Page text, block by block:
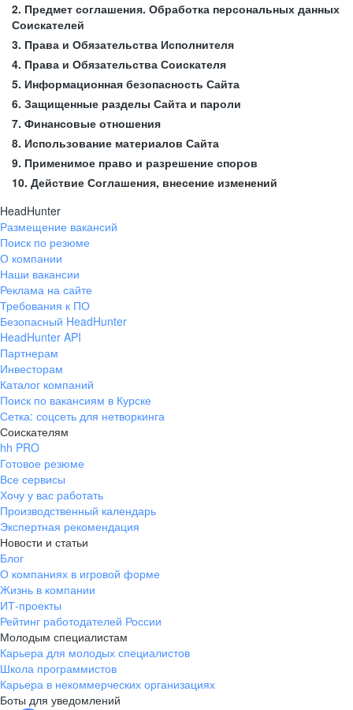
2. Предмет соглашения. Обработка персональных данных
Соискателей
3. Права и Обязательства Исполнителя
4. Права и Обязательства Соискателя
5. Информационная безопасность Сайта
6. Защищенные разделы Сайта и пароли
7. Финансовые отношения
8. Использование материалов Сайта
9. Применимое право и разрешение споров
10. Действие Соглашения, внесение изменений
HeadHunter
Размещение вакансий
Поиск по резюме
О компании
Наши вакансии
Реклама на сайте
Требования к ПО
Безопасный HeadHunter
HeadHunter API
Партнерам
Инвесторам
Каталог компаний
Поиск по вакансиям в Курске
Сетка: соцсеть для нетворкинга
Соискателям
hh PRO
Готовое резюме
Все сервисы
Хочу у вас работать
Производственный календарь
Экспертная рекомендация
Новости и статьи
Блог
О компаниях в игровой форме
Жизнь в компании
ИТ-проекты
Рейтинг работодателей России
Молодым специалистам
Карьера для молодых специалистов
Школа программистов
Карьера в некоммерческих организациях
Боты для уведомлений